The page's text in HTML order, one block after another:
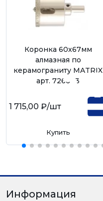
Коронка 60х67мм
алмазная по
керамограниту MATRIX
арт. 726603
1 715,00 ₽/шт
Купить
Информация